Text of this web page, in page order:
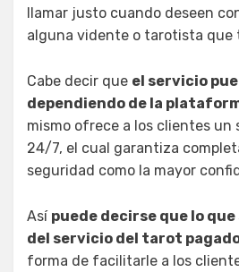
llamar justo cuando deseen
alguna vidente o tarotista que
Cabe decir que el servicio
dependiendo de la
mismo ofrece a los clientes un
24/7, el cual garantiza
seguridad como la mayor
Así puede decirse que lo
del servicio del tarot
forma de facilitarle a los